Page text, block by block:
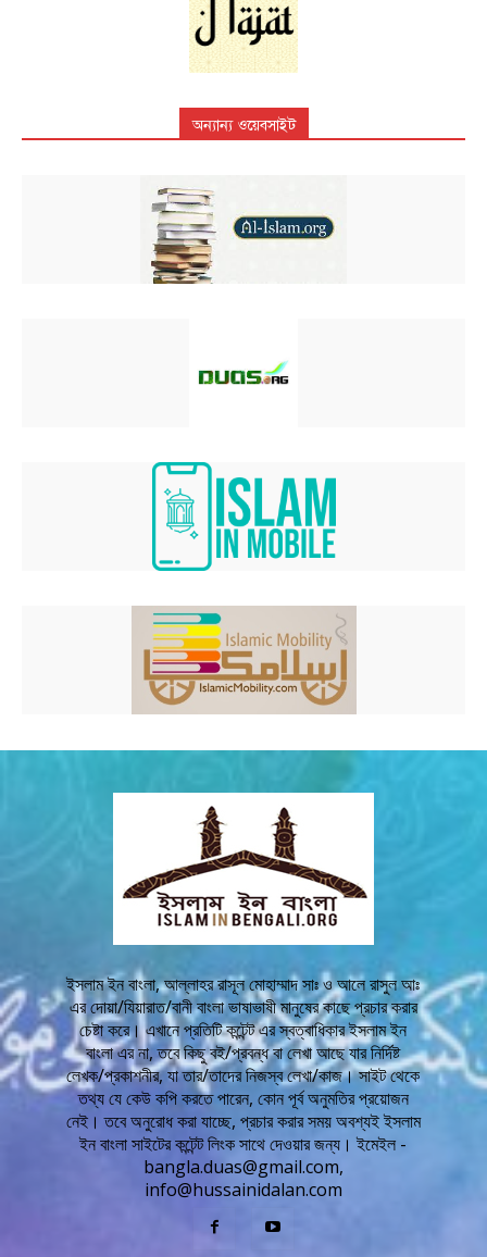
অন্যান্য ওয়েবসাইট
ইসলাম ইন বাংলা, আল্লাহর রাসূল মোহাম্মাদ সাঃ ও আলে রাসুল আঃ
এর দোয়া/যিয়ারাত/বানী বাংলা ভাষাভাষী মানুষের কাছে প্রচার করার
চেষ্টা করে। এখানে প্রতিটি কন্টেন্ট এর স্বত্বাধিকার ইসলাম ইন
বাংলা এর না, তবে কিছু বই/প্রবন্ধ বা লেখা আছে যার নির্দিষ্ট
লেখক/প্রকাশনীর, যা তার/তাদের নিজস্ব লেখা/কাজ। সাইট থেকে
তথ্য যে কেউ কপি করতে পারেন, কোন পূর্ব অনুমতির প্রয়োজন
নেই। তবে অনুরোধ করা যাচ্ছে, প্রচার করার সময় অবশ্যই ইসলাম
ইন বাংলা সাইটের কন্টেন্ট লিংক সাথে দেওয়ার জন্য। ইমেইল -
bangla.duas@gmail.com,
info@hussainidalan.com